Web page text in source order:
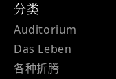
分类
Auditorium
Das Leben
各种折腾